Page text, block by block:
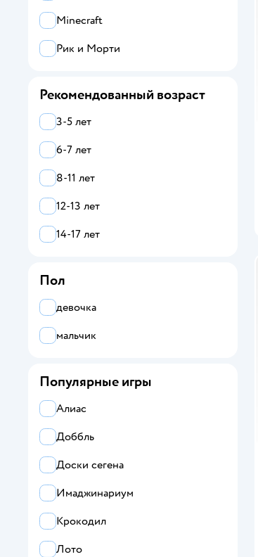
Ball Masquerade
Cosmodrome Games
Far far land
FUNTASTIQUE
Hape
Hasbro Gaming
Hobby World
HTI
NEWSUN
Ocie
ORIGAMI
Piatnik
Step Puzzle
Tactic Games
TomToyer
Minecraft
Рик и Морти
Рекомендованный возраст
3-5 лет
6-7 лет
8-11 лет
12-13 лет
14-17 лет
Пол
девочка
мальчик
Популярные игры
Алиас
Доббль
Доски сегена
Имаджинариум
Крокодил
Лото